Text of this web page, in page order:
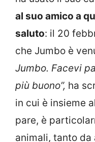
al suo amico a
saluto: il 20
che Jumbo è
Jumbo. Facevi
più buono”, ha
in cui è insieme
pare, è
animali, tanto da